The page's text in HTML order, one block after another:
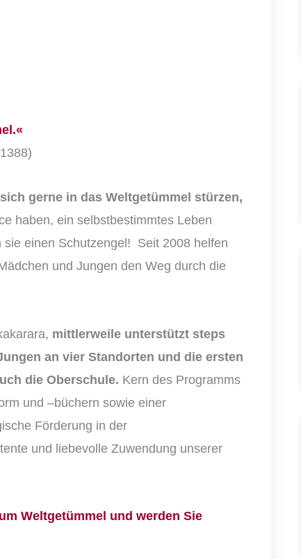
gerne in das Weltgetümmel stürzen,
haben, ein selbstbestimmtes Leben
einen Schutzengel! Seit 2008 helfen
und Jungen den Weg durch die
mittlerweile unterstützt steps
an vier Standorten und die ersten
die Oberschule. Kern des Programms
und –büchern sowie einer
Förderung in der
und liebevolle Zuwendung unserer
Weltgetümmel und werden Sie